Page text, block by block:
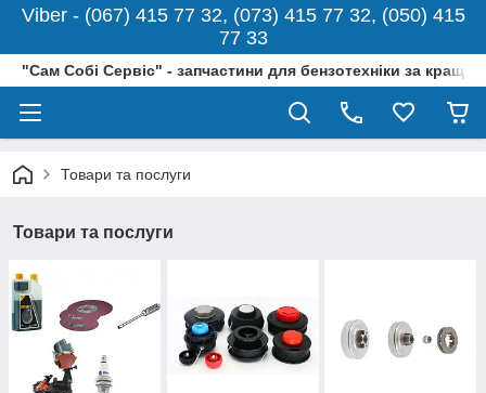
Viber - (067) 415 77 32, (073) 415 77 32, (050) 415
77 33
"Сам Собі Сервіс" - запчастини для бензотехніки за
Товари та послуги
Товари та послуги